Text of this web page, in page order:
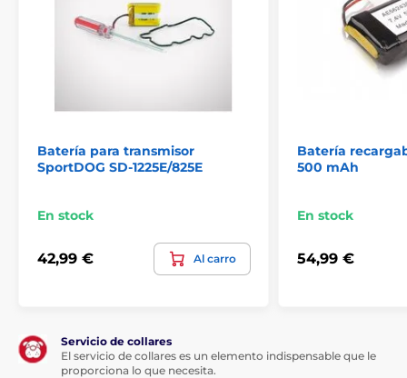
Batería para transmisor
SportDOG SD-1225E/825E
En stock
42,99 € Al carro
Batería
500 mAh
En stock
54,99 €
Servicio de collares
El servicio de collares es un elemento indispensable que le
proporciona lo que necesita.